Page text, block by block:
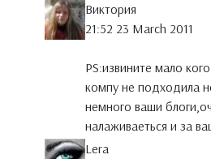
Виктория
21:52 23 March 2011
PS:извините мало
компу не подходила
немного ваши
налаживаеться и за
Lera